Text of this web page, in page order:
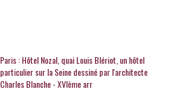
Paris : Hôtel Nozal, quai Louis Blériot, un hôtel
particulier sur la Seine dessiné par l'architecte
Charles Blanche - XVIème arr